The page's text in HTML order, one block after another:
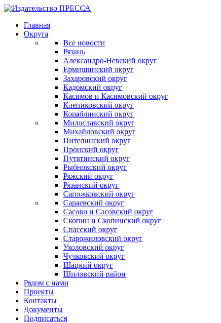
Главная
Округа
Все новости
Рязань
Александро-Невский округ
Ермишинский округ
Захаровский округ
Кадомский округ
Касимов и Касимовский округ
Клепиковский округ
Кораблинский округ
Милославский округ
Михайловский округ
Пителинский округ
Пронский округ
Путятинский округ
Рыбновский округ
Ряжский округ
Рязанский округ
Сапожковский округ
Сараевский округ
Сасово и Сасовский округ
Скопин и Скопинский округ
Спасский округ
Старожиловский округ
Ухоловский округ
Чучковский округ
Шацкий округ
Шиловский район
Рядом с нами
Проекты
Контакты
Документы
Подписаться